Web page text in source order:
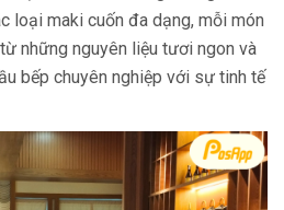
loại maki cuốn đa dạng, mỗi món
những nguyên liệu tươi ngon và
bếp chuyên nghiệp với sự tinh tế